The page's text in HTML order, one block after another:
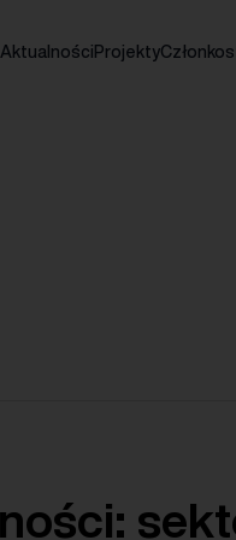
Aktualności Projekty